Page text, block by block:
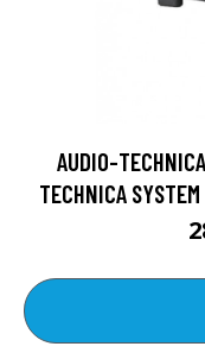
AUDIO-
TECHNICA